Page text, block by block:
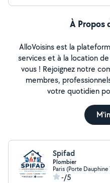
À Propos
AlloVoisins est la
services et à la location
vous ! Rejoignez notre
membres,
votre quotidien
Spifad
Plombier
Paris (Porte Dauphine
-/5